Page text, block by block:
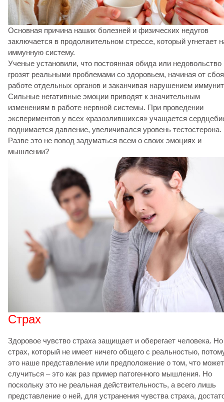
Основная причина наших болезней и физических недугов
заключается в продолжительном стрессе, который угнетает
иммунную систему.
Ученые установили, что постоянная обида или недовольство
грозят реальными проблемами со здоровьем, начиная от
работе отдельных органов и заканчивая нарушением
Сильные негативные эмоции приводят к значительным
изменениям в работе нервной системы. При проведении
экспериментов у всех «разозлившихся» учащается
поднимается давление, увеличивался уровень тестостерона.
Разве это не повод задуматься всем о своих эмоциях и
мышлении?
Страх
Здоровое чувство страха защищает и оберегает человека. Но
страх, который не имеет ничего общего с реальностью,
это наше представление или предположение о том, что может
случиться – это как раз пример патогенного мышления. Но
поскольку это не реальная действительность, а всего лишь
представление о ней, для устранения чувства страха,